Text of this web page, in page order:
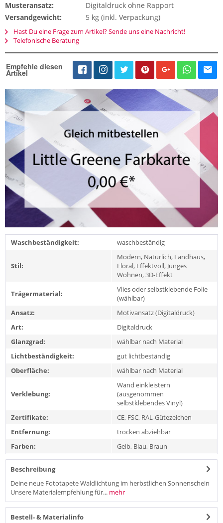
Musteransatz:
Digitaldruck ohne Rapport
Versandgewicht:
5 kg (inkl. Verpackung)
Hast Du eine Frage zum Artikel? Sende uns eine Nachricht!
Telefonische Beratung
Empfehle diesen
Artikel
Waschbeständigkeit: waschbeständig
Stil:
Modern, Natürlich, Landhaus,
Floral, Effektvoll, Junges
Wohnen, 3D-Effekt
Trägermaterial:
Vlies oder selbstklebende Folie
(wählbar)
Ansatz:
Motivansatz (Digitaldruck)
Art:
Digitaldruck
Glanzgrad:
wählbar nach Material
Lichtbeständigkeit:
gut lichtbeständig
Oberfläche:
wählbar nach Material
Verklebung:
Wand einkleistern
(ausgenommen
selbstklebendes Vinyl)
Zertifikate:
CE, FSC, RAL-Gütezeichen
Entfernung:
trocken abziehbar
Farben:
Gelb, Blau, Braun
Beschreibung
Deine neue Fototapete Waldlichtung im herbstlichen Sonnenschein
Unsere Materialempfehlung für... mehr
Bestell- & Materialinfo